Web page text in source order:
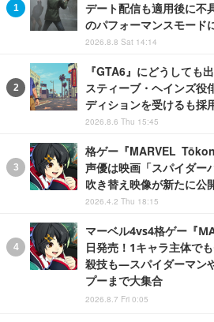
デート配信も適用後に
のパフォーマンスモード
2026.8.8 Sat 14:14
『GTA6』にどうしても
スティーブ・ヘインズ役
ディションを受けるも採
2026.8.6 Thu 15:45
格ゲー『MARVEL Tōkon
声優は映画「スパイダー
吹き替え映像が新たに公
2026.4.2 Thu 18:15
マーベル4vs4格ゲー『
日発売！1キャラ主体で
殺技も―スパイダーマン
プーまで大集合
2026.8.7 Fri 0:05